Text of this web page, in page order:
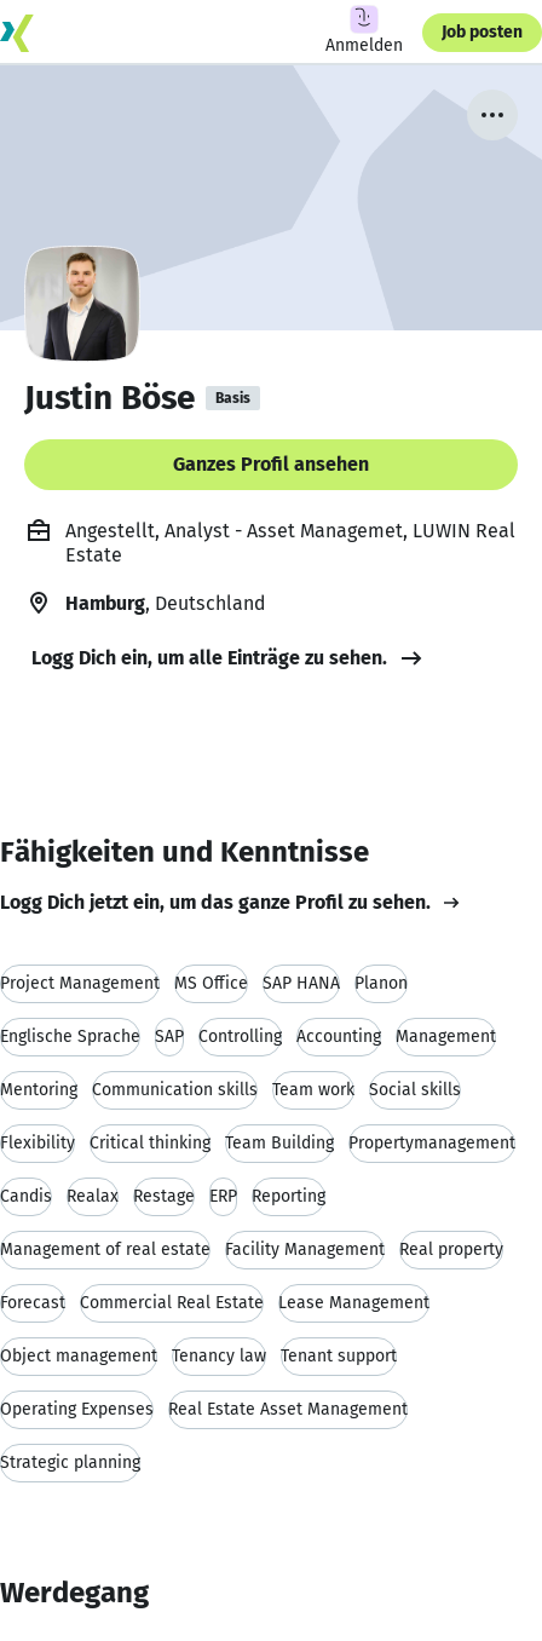
Anmelden
Job posten
Justin Böse Basis
Ganzes Profil ansehen
Angestellt, Analyst - Asset Managemet, LUWIN Real
Estate
Hamburg, Deutschland
Logg Dich ein, um alle Einträge zu sehen.
Fähigkeiten und Kenntnisse
Logg Dich jetzt ein, um das ganze Profil zu sehen.
Project Management MS Office SAP HANA Planon
Englische Sprache SAP Controlling Accounting Management
Mentoring Communication skills Team work Social skills
Flexibility Critical thinking Team Building Propertymanagement
Candis Realax Restage ERP Reporting
Management of real estate Facility Management Real property
Forecast Commercial Real Estate Lease Management
Object management Tenancy law Tenant support
Operating Expenses Real Estate Asset Management
Strategic planning
Werdegang